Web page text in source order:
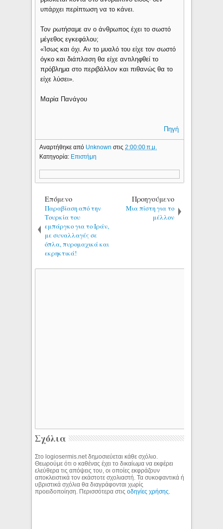
υπάρχει περίπτωση να το κάνει.
Τον ρωτήσαμε αν ο άνθρωπος έχει το σωστό
μέγεθος εγκεφάλου;
«Ίσως και όχι. Αν το μυαλό του είχε τον σωστό
όγκο και διάπλαση θα είχε αντιληφθεί το
πρόβλημα στο περιβάλλον και πιθανώς θα το
είχε λύσει».
Μαρία Πανάγου
Πηγή
Αναρτήθηκε από Unknownστις2:00:00 π.μ.
Κατηγορία: Επιστήμη
Επόμενο
Παραβίαση από την
Τουρκία του
εμπάργκο για το Ιράν,
με συναλλαγές σε
όπλα, πυρομαχικά και
εκρηκτικά!
Προηγούμενο
Μια πίστη για το
μέλλον
Σχόλια
Στο logiosermis.net δημοσιεύεται κάθε σχόλιο.
Θεωρούμε ότι ο καθένας έχει το δικαίωμα να εκφέρει
ελεύθερα τις απόψεις του, οι οποίες εκφράζουν
αποκλειστικά τον εκάστοτε σχολιαστή. Τα συκοφαντικά ή
υβριστικά σχόλια θα διαγράφονται χωρίς
προειδοποίηση. Περισσότερα στιςοδηγίες χρήσης